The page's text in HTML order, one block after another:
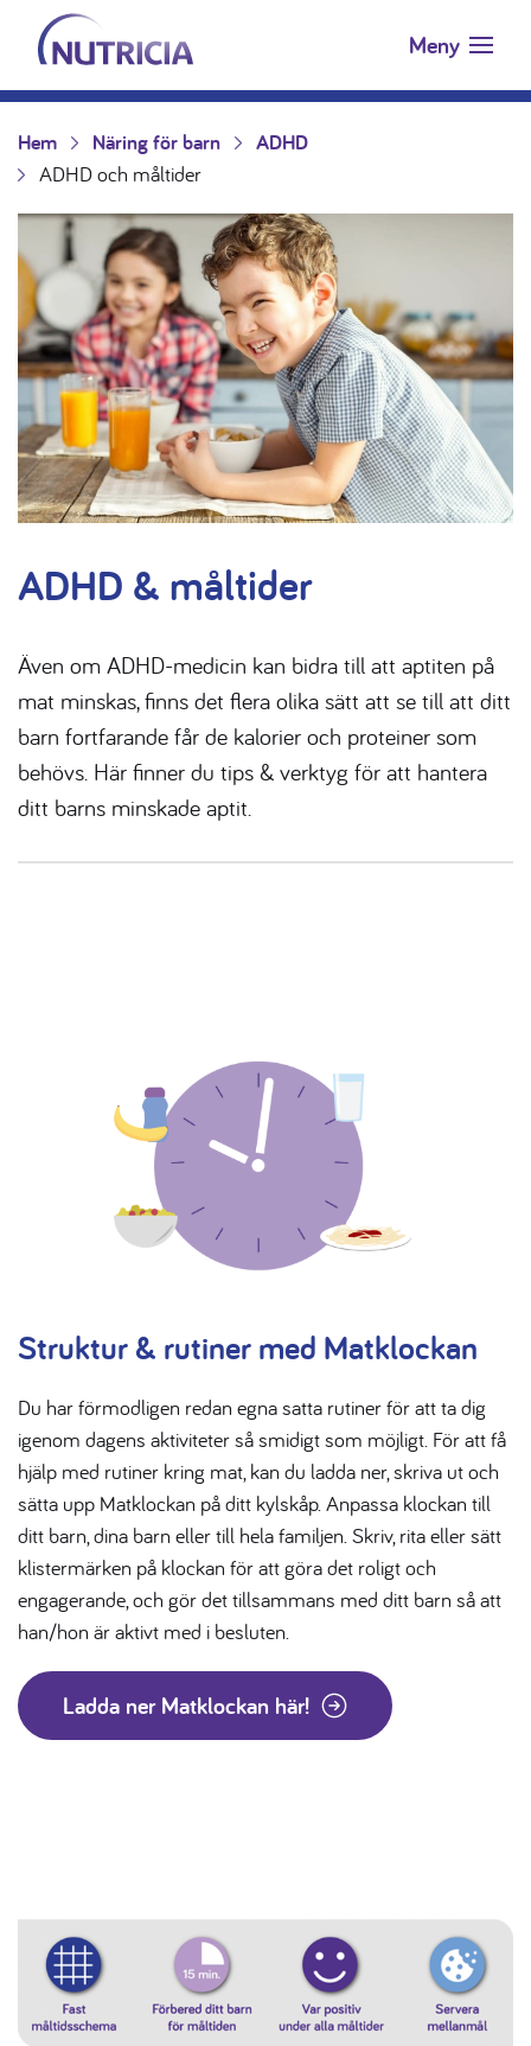
Hoppa till innehåll
Nutricia.se Meny
Hem Näring för barn
ADHD
ADHD och måltider
ADHD & måltider
Även om ADHD-medicin kan bidra till att aptiten på
mat minskas, finns det flera olika sätt att se till att ditt
barn fortfarande får de kalorier och proteiner som
behövs. Här finner du tips & verktyg för att hantera
ditt barns minskade aptit.
Struktur & rutiner med Matklockan
Du har förmodligen redan egna satta rutiner för att ta dig
igenom dagens aktiviteter så smidigt som möjligt. För att få
hjälp med rutiner kring mat, kan du ladda ner, skriva ut och
sätta upp Matklockan på ditt kylskåp. Anpassa klockan till
ditt barn, dina barn eller till hela familjen. Skriv, rita eller sätt
klistermärken på klockan för att göra det roligt och
engagerande, och gör det tillsammans med ditt barn så att
han/hon är aktivt med i besluten.
Ladda ner Matklockan här!